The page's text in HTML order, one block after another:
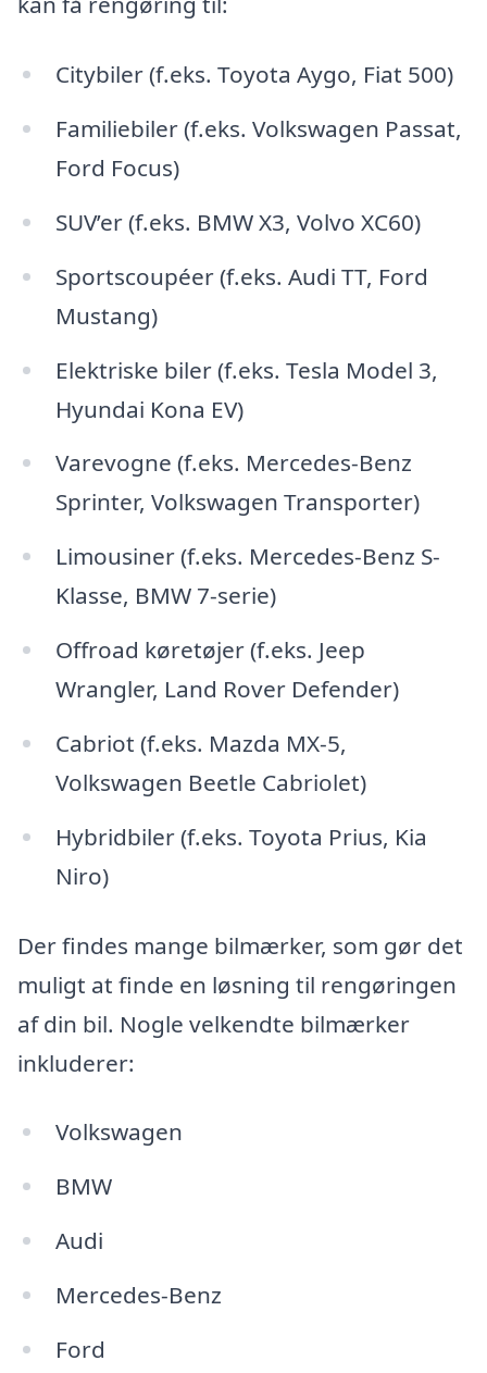
Citybiler (f.eks. Toyota Aygo, Fiat 500)
Familiebiler (f.eks. Volkswagen Passat,
Ford Focus)
SUV’er (f.eks. BMW X3, Volvo XC60)
Sportscoupéer (f.eks. Audi TT, Ford
Mustang)
Elektriske biler (f.eks. Tesla Model 3,
Hyundai Kona EV)
Varevogne (f.eks. Mercedes-Benz
Sprinter, Volkswagen Transporter)
Limousiner (f.eks. Mercedes-Benz S-
Klasse, BMW 7-serie)
Offroad køretøjer (f.eks. Jeep
Wrangler, Land Rover Defender)
Cabriot (f.eks. Mazda MX-5,
Volkswagen Beetle Cabriolet)
Hybridbiler (f.eks. Toyota Prius, Kia
Niro)
Der findes mange bilmærker, som gør det
muligt at finde en løsning til rengøringen
af din bil. Nogle velkendte bilmærker
inkluderer:
Volkswagen
BMW
Audi
Mercedes-Benz
Ford